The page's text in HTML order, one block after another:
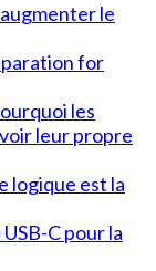
le
for
les
leur propre
logique est la
C pour la